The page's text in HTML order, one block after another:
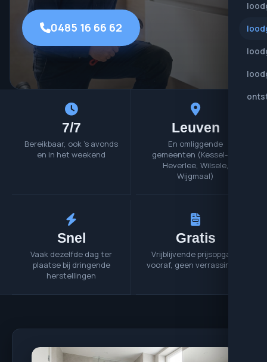
0485 16 66 62
7/7
Bereikbaar, ook 's avonds
en in het weekend
Leuven
En omliggende
gemeenten (Kessel-Lo,
Heverlee, Wilsele,
Wijgmaal)
Snel
Vaak dezelfde dag ter
plaatse bij dringende
herstellingen
Gratis
Vrijblijvende prijsopgave
vooraf, geen verrassingen